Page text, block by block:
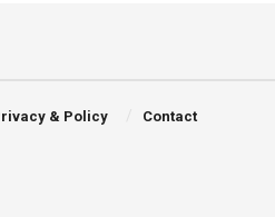
& Policy Contact